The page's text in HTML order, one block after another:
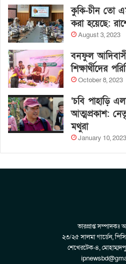
কুকি-চীন তো
করা হয়েছে:
August 3, 2023
বনফুল আদিবাসী
শিক্ষার্থীদের
October 8, 2023
‘চবি পাহাড়ি
আত্মপ্রকাশ:
মথুরা
January 10, 2023
ভারপ্রাপ্ত সম্পাদকঃ
২৩/২৫ সালমা গার্ডেন,
শেখেরটেক-৪,